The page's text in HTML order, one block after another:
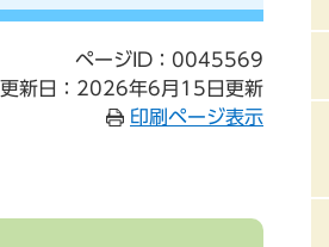
ページID：0045569
更新日：2026年6月15日更新
印刷ページ表示